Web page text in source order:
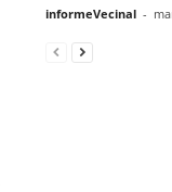
informeVecinal -